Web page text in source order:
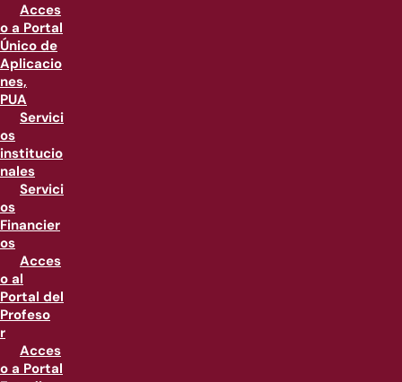
Acces
o a Portal
Único de
Aplicacio
nes,
PUA
Servici
os
institucio
nales
Servici
os
Financier
os
Acces
o al
Portal del
Profeso
r
Acces
o a Portal